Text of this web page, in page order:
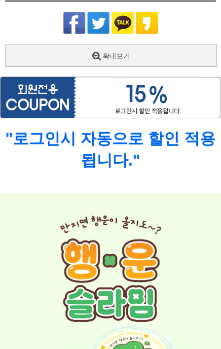
확대보기
"로그인시 자동으로 할인 적용
됩니다."